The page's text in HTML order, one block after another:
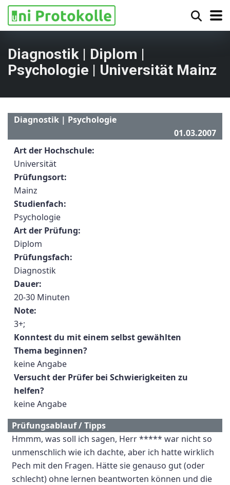
Diagnostik | Diplom |
Psychologie | Universität Mainz
Diagnostik | Psychologie
01.03.2007
Art der Hochschule:
Universität
Prüfungsort:
Mainz
Studienfach:
Psychologie
Art der Prüfung:
Diplom
Prüfungsfach:
Diagnostik
Dauer:
20-30 Minuten
Note:
3+;
Konntest du mit einem selbst gewählten
Thema beginnen?
keine Angabe
Versucht der Prüfer bei Schwierigkeiten zu
helfen?
keine Angabe
Prüfungsablauf / Tipps
Hmmm, was soll ich sagen, Herr ***** war nicht so
unmenschlich wie ich dachte, aber ich hatte wirklich
Pech mit den Fragen. Hätte sie genauso gut (oder
schlecht) ohne lernen beantworten können und die